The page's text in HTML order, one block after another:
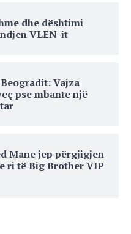
dhe dështimi
VLEN-it
Vajza
pse mbante një
Mane jep përgjigjen
ri të Big Brother VIP